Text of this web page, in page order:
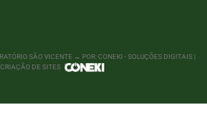
SÃO VICENTE → POR: CONEKI - SOLUÇÕES DIGITAIS |
CRIAÇÃO DE SITES